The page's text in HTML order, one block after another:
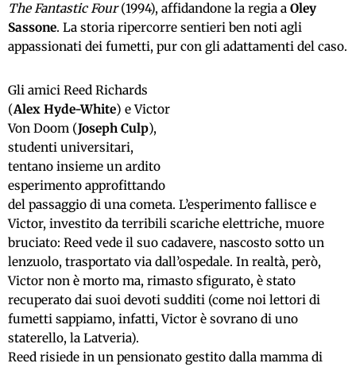
The Fantastic Four(1994), affidandone la regia a Oley
Sassone. La storia ripercorre sentieri ben noti agli
appassionati dei fumetti, pur con gli adattamenti del caso.
Gli amici Reed Richards
(Alex Hyde-White) e Victor
Von Doom (Joseph Culp),
studenti universitari,
tentano insieme un ardito
esperimento approfittando
del passaggio di una cometa. L’esperimento fallisce e
Victor, investito da terribili scariche elettriche, muore
bruciato: Reed vede il suo cadavere, nascosto sotto un
lenzuolo, trasportato via dall’ospedale. In realtà, però,
Victor non è morto ma, rimasto sfigurato, è stato
recuperato dai suoi devoti sudditi (come noi lettori di
fumetti sappiamo, infatti, Victor è sovrano di uno
staterello, la Latveria).
Reed risiede in un pensionato gestito dalla mamma di